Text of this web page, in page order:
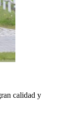
calidad y